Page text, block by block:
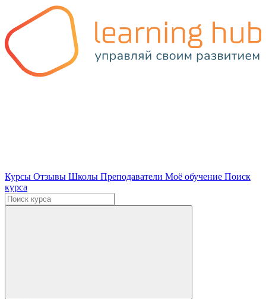
Курсы Отзывы Школы Преподаватели Моё обучение Поиск
курса